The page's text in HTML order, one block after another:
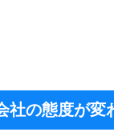
社の態度が変